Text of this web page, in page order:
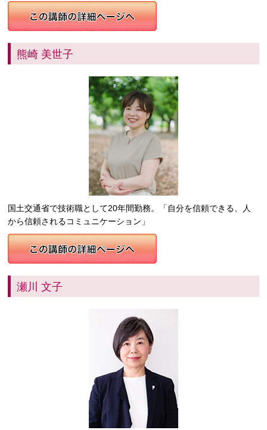
熊崎 美世子
国土交通省で技術職として20年間勤務。「自分を信頼できる、人
から信頼されるコミュニケーション」
瀬川 文子